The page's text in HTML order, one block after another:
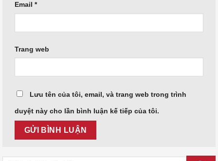
Email *
Trang web
Lưu tên của tôi, email, và trang web trong trình
duyệt này cho lần bình luận kế tiếp của tôi.